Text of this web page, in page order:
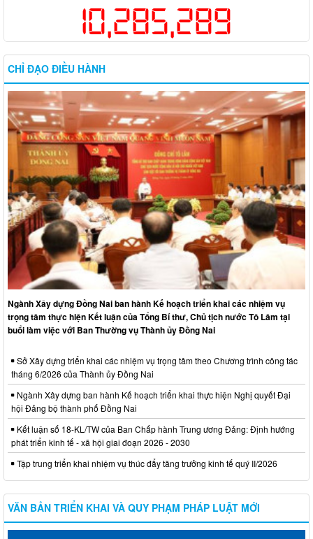
10,285,289
CHỈ ĐẠO ĐIỀU HÀNH
Ngành Xây dựng Đồng Nai ban hành Kế hoạch triển khai các nhiệm vụ
trọng tâm thực hiện Kết luận của Tổng Bí thư, Chủ tịch nước Tô Lâm tại
buổi làm việc với Ban Thường vụ Thành ủy Đồng Nai
Sở Xây dựng triển khai các nhiệm vụ trọng tâm theo Chương trình công tác
tháng 6/2026 của Thành ủy Đồng Nai
Ngành Xây dựng ban hành Kế hoạch triển khai thực hiện Nghị quyết Đại
hội Đảng bộ thành phố Đồng Nai
Kết luận số 18-KL/TW của Ban Chấp hành Trung ương Đảng: Định hướng
phát triển kinh tế - xã hội giai đoạn 2026 - 2030
Tập trung triển khai nhiệm vụ thúc đẩy tăng trưởng kinh tế quý II/2026
VĂN BẢN TRIỂN KHAI VÀ QUY PHẠM PHÁP LUẬT MỚI